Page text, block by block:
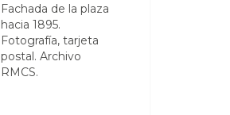
Fachada de la plaza
hacia 1895.
Fotografía, tarjeta
postal. Archivo
RMCS.